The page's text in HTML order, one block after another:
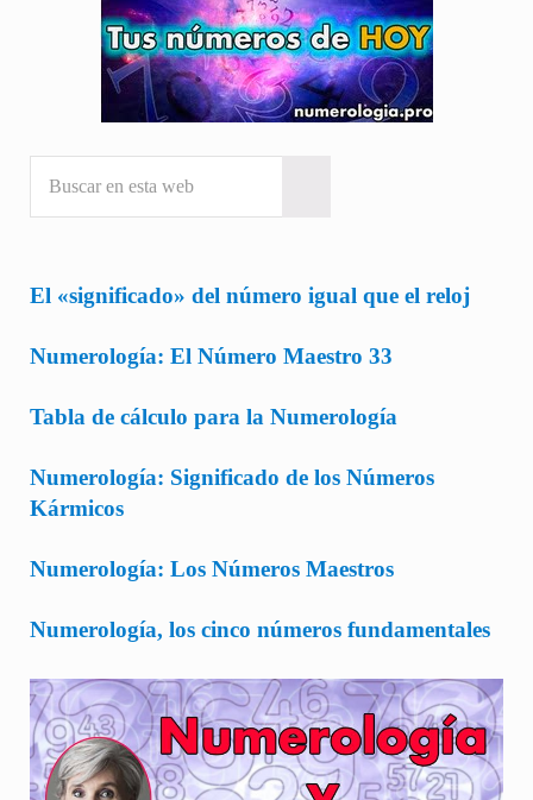
El «significado» del número igual que el reloj
Numerología: El Número Maestro 33
Tabla de cálculo para la Numerología
Numerología: Significado de los Números
Kármicos
Numerología: Los Números Maestros
Numerología, los cinco números fundamentales